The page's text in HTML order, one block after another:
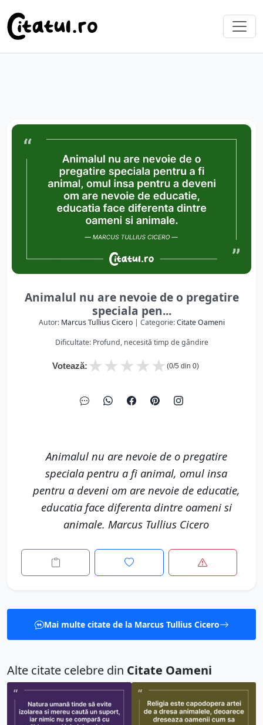
Animalul nu are nevoie de o pregatire
speciala pen...
Autor: Marcus Tullius Cicero| Categorie:Citate Oameni
Dificultate: Profund, necesită timp de gândire
Votează: ★
★
★
★
★ (0/5 din 0)
Animalul nu are nevoie de o pregatire
speciala pentru a fi animal, omul insa
pentru a deveni om are nevoie de educatie,
educatia face diferenta dintre oameni si
animale. Marcus Tullius Cicero
Mai multe citate de la Marcus Tullius Cicero
Alte citate celebre din Citate Oameni